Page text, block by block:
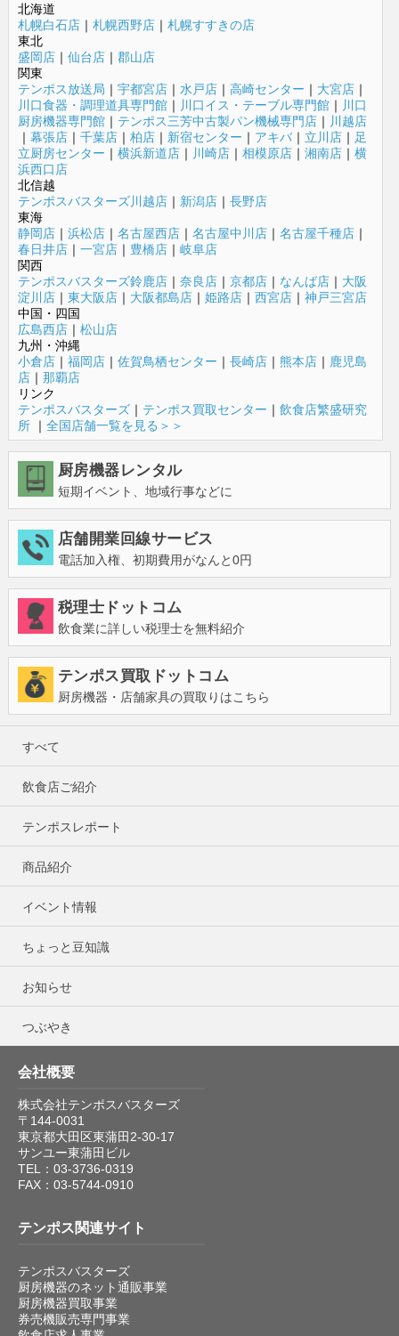
北海道
札幌白石店｜ 札幌西野店｜ 札幌すすきの店
東北
盛岡店｜ 仙台店｜ 郡山店
関東
テンポス放送局 ｜ 宇都宮店｜ 水戸店｜ 高崎センター ｜ 大宮店｜
川口食器・調理道具専門館｜ 川口イス・テーブル専門館｜ 川口
厨房機器専門館｜ テンポス三芳中古製パン機械専門店｜ 川越店
｜ 幕張店｜ 千葉店｜ 柏店｜ 新宿センター ｜ アキバ｜ 立川店｜ 足
立厨房センター ｜ 横浜新道店｜ 川崎店｜ 相模原店｜ 湘南店｜ 横
浜西口店
北信越
テンポスバスターズ川越店｜ 新潟店｜ 長野店
東海
静岡店｜ 浜松店｜ 名古屋西店｜ 名古屋中川店｜ 名古屋千種店｜
春日井店｜ 一宮店｜ 豊橋店｜ 岐阜店
関西
テンポスバスターズ鈴鹿店｜ 奈良店｜ 京都店｜ なんば店｜ 大阪
淀川店｜ 東大阪店｜ 大阪都島店｜ 姫路店｜ 西宮店｜ 神戸三宮店
中国・四国
広島西店｜ 松山店
九州・沖縄
小倉店｜ 福岡店｜ 佐賀鳥栖センター ｜ 長崎店｜ 熊本店｜ 鹿児島
店｜ 那覇店
リンク
テンポスバスターズ｜ テンポス買取センター ｜ 飲食店繁盛研究
所｜ 全国店舗一覧を見る＞＞
厨房機器レンタル
短期イベント、地域行事などに
店舗開業回線サービス
電話加入権、初期費用がなんと0円
税理士ドットコム
飲食業に詳しい税理士を無料紹介
テンポス買取ドットコム
厨房機器・店舗家具の買取りはこちら
すべて
飲食店ご紹介
テンポスレポート
商品紹介
イベント情報
ちょっと豆知識
お知らせ
つぶやき
会社概要
株式会社テンポスバスターズ
〒144-0031
東京都大田区東蒲田2-30-17
サンユー東蒲田ビル
TEL：03-3736-0319
FAX：03-5744-0910
テンポス関連サイト
テンポスバスターズ
厨房機器のネット通販事業
厨房機器買取事業
券売機販売専門事業